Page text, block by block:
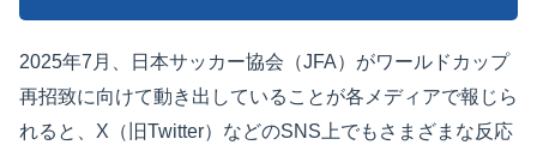
2025年7月、日本サッカー協会（JFA）がワールドカップ
再招致に向けて動き出していることが各メディアで報じら
れると、X（旧Twitter）などのSNS上でもさまざまな反応